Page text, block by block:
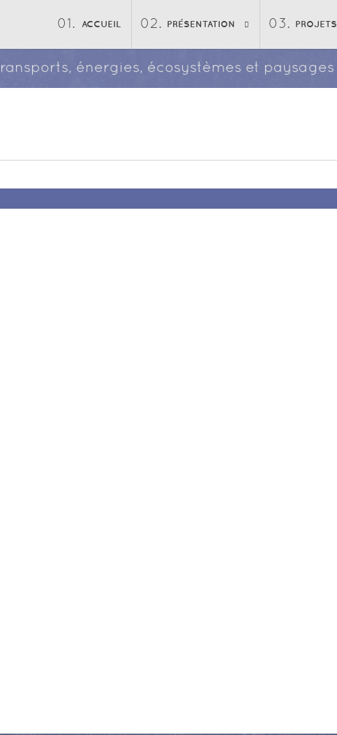
ACCUEIL PRÉSENTATION PROJETS
énergies, écosystèmes et paysages